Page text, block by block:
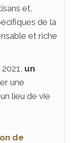
et,
de la
et riche
un
une
lieu de vie
de